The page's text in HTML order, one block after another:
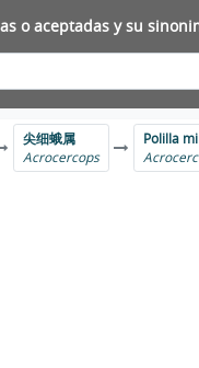
o aceptadas y su
尖细蛾属
Acrocercops
Polilla